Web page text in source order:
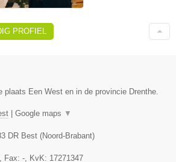
PROFIEL
plaats Een West en in de provincie Drenthe.
| Google maps ▼
DR Best (Noord-Brabant)
, Fax: - , KvK: 17271347